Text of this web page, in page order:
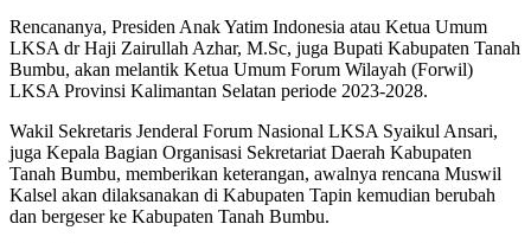
Rencananya, Presiden Anak Yatim Indonesia atau Ketua Umum
LKSA dr Haji Zairullah Azhar, M.Sc, juga Bupati Kabupaten Tanah
Bumbu, akan melantik Ketua Umum Forum Wilayah (Forwil)
LKSA Provinsi Kalimantan Selatan periode 2023-2028.
Wakil Sekretaris Jenderal Forum Nasional LKSA Syaikul Ansari,
juga Kepala Bagian Organisasi Sekretariat Daerah Kabupaten
Tanah Bumbu, memberikan keterangan, awalnya rencana Muswil
Kalsel akan dilaksanakan di Kabupaten Tapin kemudian berubah
dan bergeser ke Kabupaten Tanah Bumbu.